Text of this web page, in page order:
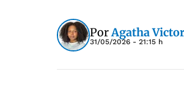
PorAgatha
31/05/2026 - 21:15 h